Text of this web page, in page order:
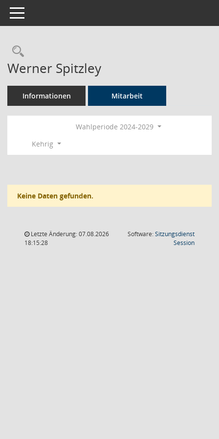
Toggle navigation
Rechercheauswahl
Werner Spitzley
Informationen Mitarbeit
Wahlperiode 2024-2029
Kehrig
Keine Daten gefunden.
Letzte Änderung: 07.08.2026
18:15:28
Software:Sitzungsdienst
Session(Wird in